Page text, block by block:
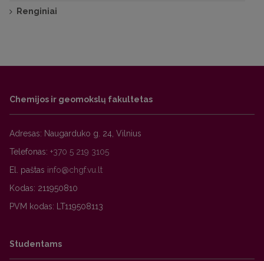
Renginiai
Chemijos ir geomokslų fakultetas
Adresas: Naugarduko g. 24, Vilnius
Telefonas: +370 5 219 3105
El. paštas
Kodas: 211950810
PVM kodas: LT119508113
Studentams